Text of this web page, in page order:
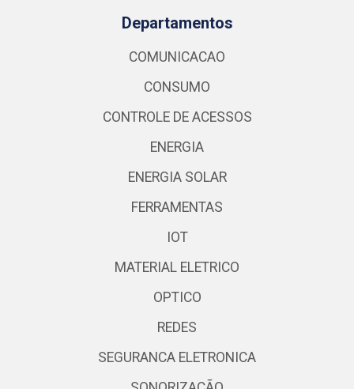
Departamentos
COMUNICACAO
CONSUMO
CONTROLE DE ACESSOS
ENERGIA
ENERGIA SOLAR
FERRAMENTAS
IOT
MATERIAL ELETRICO
OPTICO
REDES
SEGURANCA ELETRONICA